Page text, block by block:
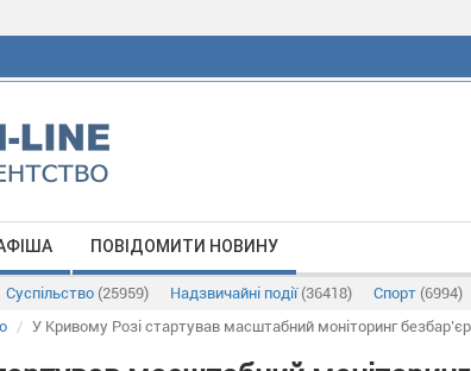
ПОВІДОМИТИ НОВИНУ
Суспільство (25959) Надзвичайні події (36418) Спорт (6994)
У Кривому Розі стартував масштабний моніторинг